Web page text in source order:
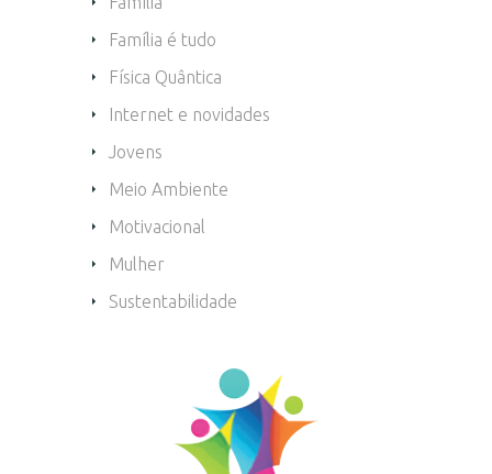
Família é tudo
Física Quântica
Internet e novidades
Jovens
Meio Ambiente
Motivacional
Mulher
Sustentabilidade